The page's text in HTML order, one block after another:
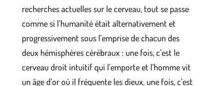
recherches actuelles sur le cerveau, tout se passe
comme si l’humanité était alternativement et
progressivement sous l’emprise de chacun des
deux hémisphères cérébraux : une fois, c’est le
cerveau droit intuitif qui l’emporte et l’homme vit
un âge d’or où il fréquente les dieux, une fois, c’est